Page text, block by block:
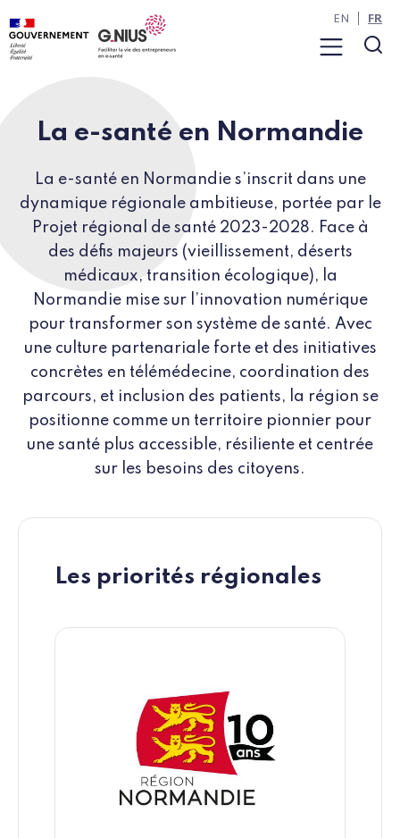
Panneau de gestion des cookies
Aller au contenu
Aller à la navigation
Menu
EN FR
La e-santé en Normandie
La e-santé en Normandie s’inscrit dans une
dynamique régionale ambitieuse, portée par le
Projet régional de santé 2023-2028. Face à
des défis majeurs (vieillissement, déserts
médicaux, transition écologique), la
Normandie mise sur l’innovation numérique
pour transformer son système de santé. Avec
une culture partenariale forte et des initiatives
concrètes en télémédecine, coordination des
parcours, et inclusion des patients, la région se
positionne comme un territoire pionnier pour
une santé plus accessible, résiliente et centrée
sur les besoins des citoyens.
Les priorités régionales